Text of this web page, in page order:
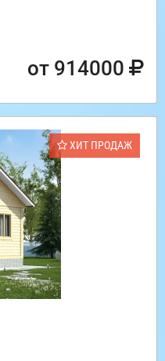
от 914000
ХИТ ПРОДАЖ